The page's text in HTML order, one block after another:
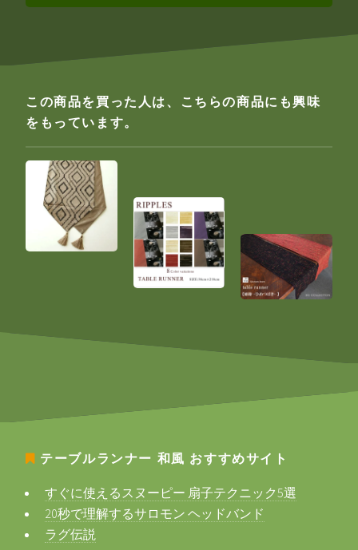
この商品を買った人は、こちらの商品にも興味
をもっています。
テーブルランナー 和風 おすすめサイト
すぐに使えるスヌーピー 扇子テクニック5選
20秒で理解するサロモン ヘッドバンド
ラグ伝説